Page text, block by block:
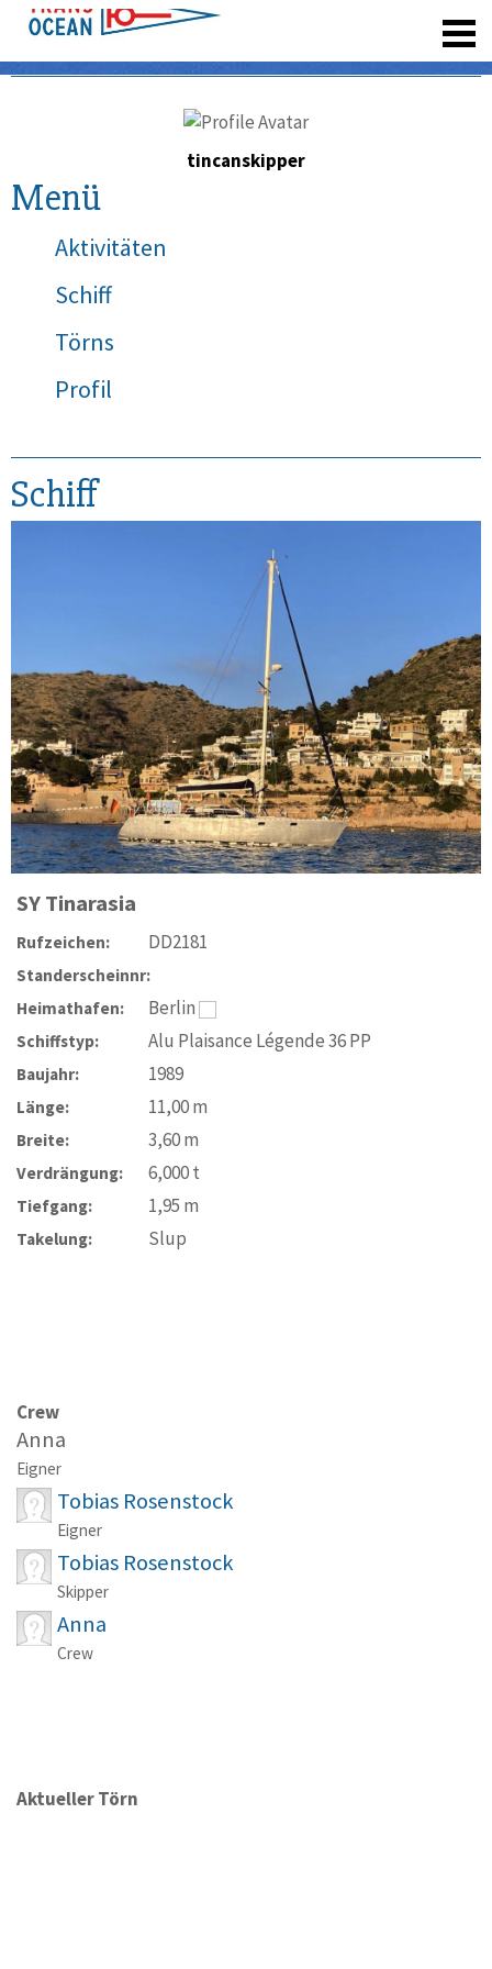
tincanskipper
Menü
Aktivitäten
Schiff
Törns
Profil
Schiff
SYTinarasia
Rufzeichen: DD2181
Standerscheinnr:
Heimathafen:
Berlin
Schiffstyp: Alu Plaisance Légende 36 PP
Baujahr: 1989
Länge: 11,00m
Breite: 3,60m
Verdrängung: 6,000t
Tiefgang: 1,95 m
Takelung: Slup
Crew
Anna
Eigner
Tobias Rosenstock
Eigner
Tobias Rosenstock
Skipper
Anna
Crew
Aktueller Törn